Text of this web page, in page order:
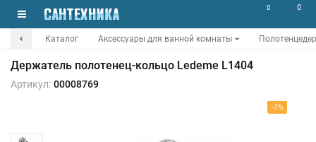
0 0
Каталог Аксессуары для ванной комнаты
Держатель полотенец-кольцо Ledeme L1404
Артикул: 00008769
-7%